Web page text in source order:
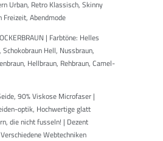
Urban, Retro Klassisch, Skinny
Abendmode
| Farbtöne: Helles
Schokobraun Hell, Nussbraun,
Hellbraun, Rehbraun, Camel-
90% Viskose Microfaser |
optik, Hochwertige glatt
die nicht fusseln! | Dezent
Webtechniken